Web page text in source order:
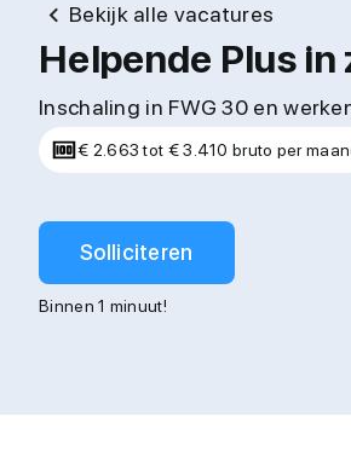
Bekijk alle vacatures
Helpende Plus
Inschaling in FWG 30 en
€ 2.663 tot € 3.410 bruto per
Solliciteren
Binnen 1 minuut!